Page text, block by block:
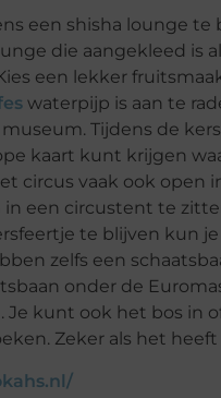
een shisha lounge
die aangekleed is
een lekker
waterpijp is aan te
Tijdens de
kaart kunt krijgen
circus vaak ook open
een circustent te
te blijven kun
zelfs een
onder de
Je kunt ook het bos in
Zeker als het